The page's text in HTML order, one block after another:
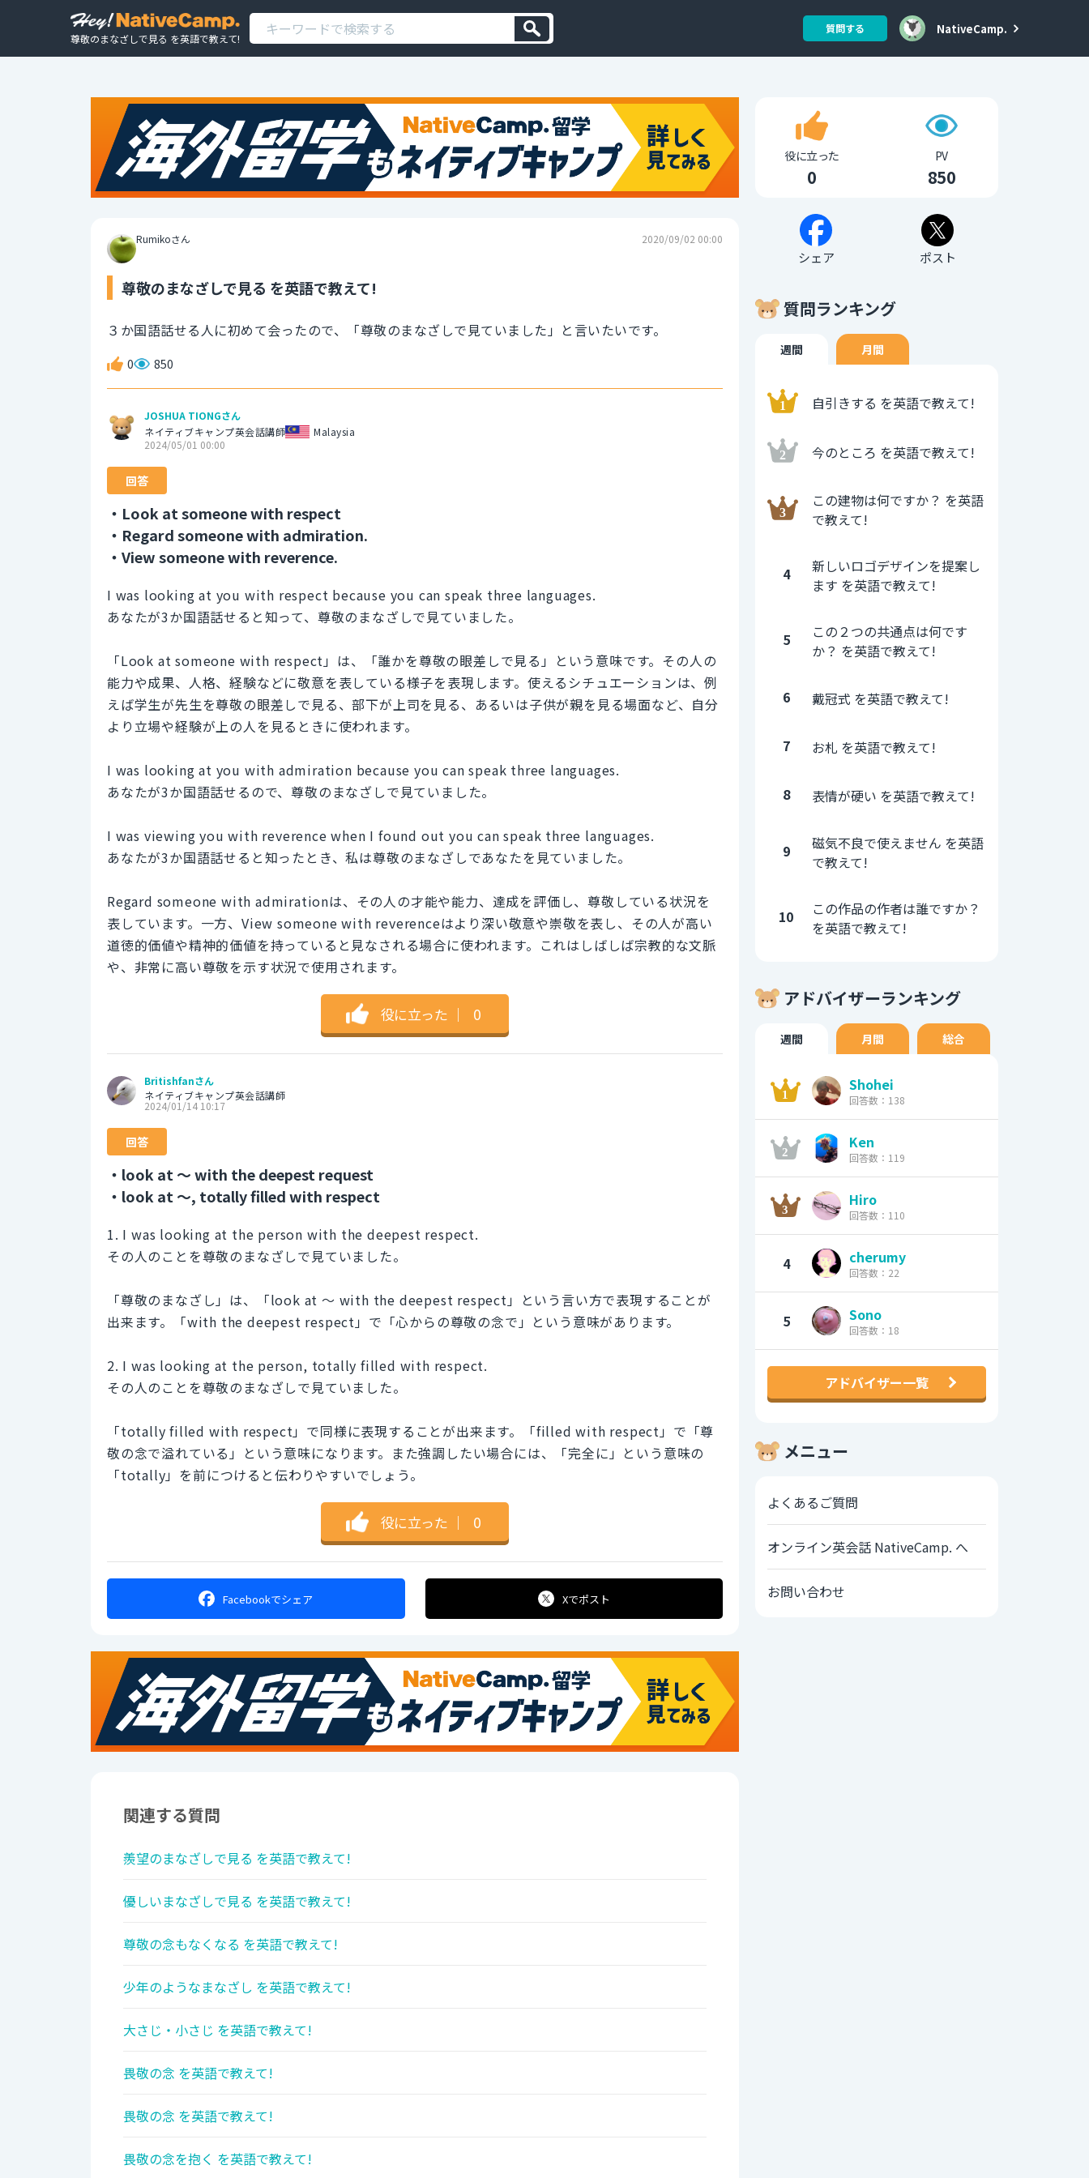
尊敬のまなざしで見る を英語で教えて!
質問する NativeCamp.
Rumikoさん 2020/09/02 00:00
尊敬のまなざしで見る を英語で教えて!
３か国語話せる人に初めて会ったので、「尊敬のまなざしで見ていました」と言いたいです。
0 850
JOSHUA TIONGさん
ネイティブキャンプ英会話講師
Malaysia
2024/05/01 00:00
回答
・Look at someone with respect
・Regard someone with admiration.
・View someone with reverence.
I was looking at you with respect because you can speak three languages.
あなたが3か国語話せると知って、尊敬のまなざしで見ていました。
「Look at someone with respect」は、「誰かを尊敬の眼差しで見る」という意味です。その人の
能力や成果、人格、経験などに敬意を表している様子を表現します。使えるシチュエーションは、例
えば学生が先生を尊敬の眼差しで見る、部下が上司を見る、あるいは子供が親を見る場面など、自分
より立場や経験が上の人を見るときに使われます。
I was looking at you with admiration because you can speak three languages.
あなたが3か国語話せるので、尊敬のまなざしで見ていました。
I was viewing you with reverence when I found out you can speak three languages.
あなたが3か国語話せると知ったとき、私は尊敬のまなざしであなたを見ていました。
Regard someone with admirationは、その人の才能や能力、達成を評価し、尊敬している状況を
表しています。一方、View someone with reverenceはより深い敬意や崇敬を表し、その人が高い
道徳的価値や精神的価値を持っていると見なされる場合に使われます。これはしばしば宗教的な文脈
や、非常に高い尊敬を示す状況で使用されます。
役に立った ｜ 0
Britishfanさん
ネイティブキャンプ英会話講師
2024/01/14 10:17
回答
・look at ～ with the deepest request
・look at ～, totally filled with respect
1. I was looking at the person with the deepest respect.
その人のことを尊敬のまなざしで見ていました。
「尊敬のまなざし」は、「look at ～ with the deepest respect」という言い方で表現することが
出来ます。「with the deepest respect」で「心からの尊敬の念で」という意味があります。
2. I was looking at the person, totally filled with respect.
その人のことを尊敬のまなざしで見ていました。
「totally filled with respect」で同様に表現することが出来ます。「filled with respect」で「尊
敬の念で溢れている」という意味になります。また強調したい場合には、「完全に」という意味の
「totally」を前につけると伝わりやすいでしょう。
役に立った ｜ 0
Facebookでシェア Xでポスト
関連する質問
羨望のまなざしで見る を英語で教えて!
優しいまなざしで見る を英語で教えて!
尊敬の念もなくなる を英語で教えて!
少年のようなまなざし を英語で教えて!
大さじ・小さじ を英語で教えて!
畏敬の念 を英語で教えて!
畏敬の念 を英語で教えて!
畏敬の念を抱く を英語で教えて!
役に立った
0
PV
850
シェア ポスト
質問ランキング
週間 月間
自引きする を英語で教えて!
今のところ を英語で教えて!
この建物は何ですか？ を英語
で教えて!
4
新しいロゴデザインを提案し
ます を英語で教えて!
5
この２つの共通点は何です
か？ を英語で教えて!
6 戴冠式 を英語で教えて!
7 お札 を英語で教えて!
8 表情が硬い を英語で教えて!
9
磁気不良で使えません を英語
で教えて!
10
この作品の作者は誰ですか？
を英語で教えて!
アドバイザーランキング
週間 月間 総合
Shohei
回答数：138
Ken
回答数：119
Hiro
回答数：110
4 cherumy
回答数：22
5 Sono
回答数：18
アドバイザー一覧
メニュー
よくあるご質問
オンライン英会話 NativeCamp. へ
お問い合わせ